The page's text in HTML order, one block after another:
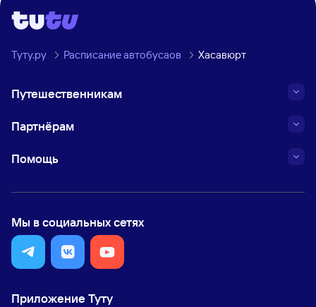
Туту.ру Расписание автобусаов Хасавюрт
Путешественникам
Партнёрам
Помощь
Мы в социальных сетях
Приложение Туту